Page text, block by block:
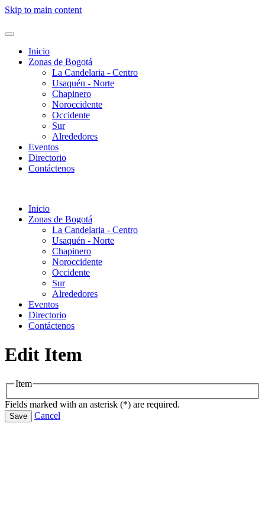
Skip to main content
Inicio
Zonas de Bogotá
La Candelaria - Centro
Usaquén - Norte
Chapinero
Noroccidente
Occidente
Sur
Alrededores
Eventos
Directorio
Contáctenos
Inicio
Zonas de Bogotá
La Candelaria - Centro
Usaquén - Norte
Chapinero
Noroccidente
Occidente
Sur
Alrededores
Eventos
Directorio
Contáctenos
Edit Item
Item
Fields marked with an asterisk (*) are required.
Save Cancel